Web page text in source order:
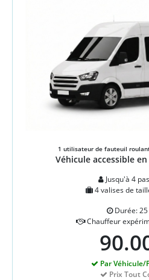
1 utilisateur de fauteuil
Véhicule accessible
Jusqu'à 4
4 valises de
Durée: 25
Chauffeur
Par Véhicule/
Prix Tout